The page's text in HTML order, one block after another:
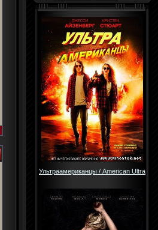
Ультраамериканцы / American Ultra